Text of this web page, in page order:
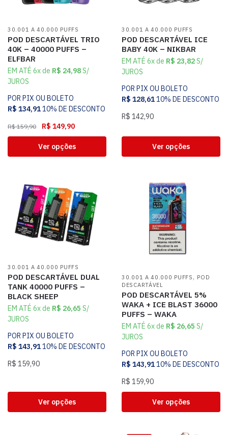
30.001 A 40.000 PUFFS
POD DESCARTÁVEL TRIO
40K – 40000 PUFFS –
ELFBAR
EM ATÉ 6x de R$ 24,98S/
JUROS
POR PIX OU BOLETO
R$ 134,9110% DE DESCONTO
R$159,90 R$ 149,90
Ver opções
30.001 A 40.000 PUFFS
POD DESCARTÁVEL ICE
BABY 40K – NIKBAR
EM ATÉ 6x de R$ 23,82S/
JUROS
POR PIX OU BOLETO
R$ 128,6110% DE DESCONTO
R$ 142,90
Ver opções
30.001 A 40.000 PUFFS
POD DESCARTÁVEL DUAL
TANK 40000 PUFFS –
BLACK SHEEP
EM ATÉ 6x de R$ 26,65 S/
JUROS
POR PIX OU BOLETO
R$ 143,9110% DE DESCONTO
R$ 159,90
Ver opções
30.001 A 40.000 PUFFS , POD
DESCARTÁVEL
POD DESCARTÁVEL 5%
WAKA + ICE BLAST 36000
PUFFS – WAKA
EM ATÉ 6x de R$ 26,65 S/
JUROS
POR PIX OU BOLETO
R$ 143,9110% DE DESCONTO
R$ 159,90
Ver opções